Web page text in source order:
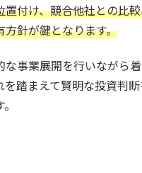
置付け、競合他社との比
方針が鍵となります。
な事業展開を行いながら
を踏まえて賢明な投資判